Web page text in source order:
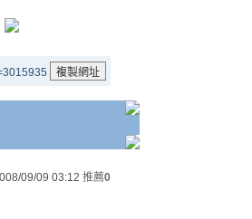
09/09 03:12 推薦0